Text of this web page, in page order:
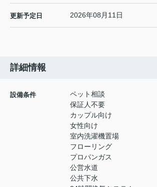
更新予定日 2026年08月11日
詳細情報
設備条件
ペット相談
保証人不要
カップル向け
女性向け
室内洗濯機置場
フローリング
プロパンガス
公営水道
公共下水